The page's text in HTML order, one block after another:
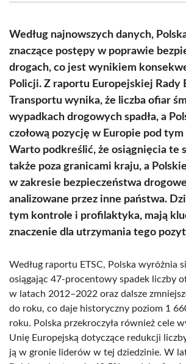
Według najnowszych danych,
znaczące postępy w poprawie
drogach, co jest wynikiem
Policji. Z raportu Europejskiej Rady
Transportu wynika, że liczba ofiar
wypadkach drogowych spadła, a
czołową pozycję w Europie pod
Warto podkreślić, że osiągnięcia te
także poza granicami kraju, a
w zakresie bezpieczeństwa
analizowane przez inne państwa.
tym kontrole i profilaktyka, mają
znaczenie dla utrzymania tego
Według raportu ETSC, Polska wyróżnia
osiągając 47-procentowy spadek liczby
w latach 2012–2022 oraz dalsze
do roku, co daje historyczny poziom 1
roku. Polska przekroczyła również cele
Unię Europejską dotyczące redukcji
ją w gronie liderów w tej dziedzinie. W